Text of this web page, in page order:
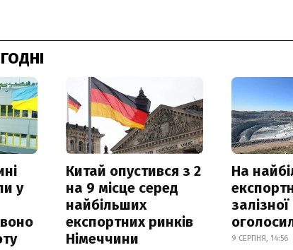
у
Китай опустився з 2
на 9 місце серед
найбільших
експортних ринків
Німеччини
На
9 СЕРПНЯ, 14:56